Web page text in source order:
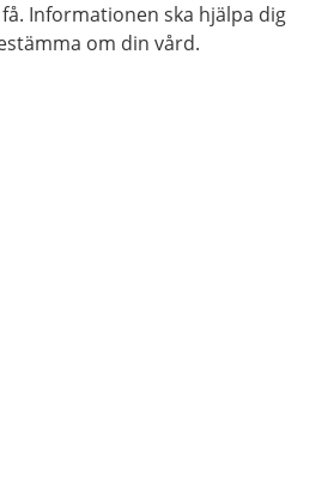
Informationen ska hjälpa dig
om din vård.